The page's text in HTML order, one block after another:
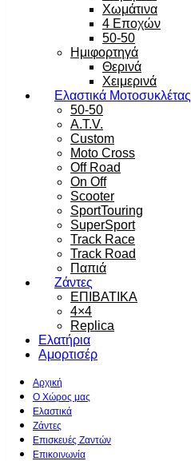
Χωμάτινα
4 Εποχών
50-50
Ημιφορτηγά
Θερινά
Χειμερινά
Ελαστικά Μοτοσυκλέτας
50-50
A.T.V.
Custom
Moto Cross
Off Road
On Off
Scooter
SportTouring
SuperSport
Track Race
Track Road
Παπιά
Ζάντες
ΕΠΙΒΑΤΙΚΑ
4×4
Replica
Ελατήρια
Αμορτισέρ
Αρχική
Ο Χώρος μας
Ελαστικά
Ζάντες
Επισκευές Ζαντών
Επικοινωνία